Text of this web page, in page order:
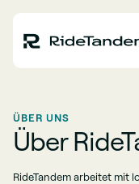
ÜBER UNS
Über
RideTandem arbeitet mit